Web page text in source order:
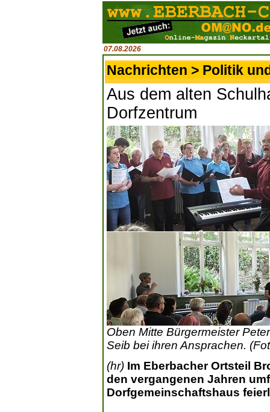
07.08.2026
Nachrichten > Politik
Aus dem alten
Dorfzentrum
Oben Mitte Bürgermeister
Seib bei ihren Ansprachen.
(hr) Im Eberbacher Ortsteil
den vergangenen Jahren
Dorfgemeinschaftshaus